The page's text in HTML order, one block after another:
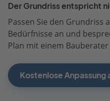
Der Grundriss entspricht
Passen Sie den Grundriss
Bedürfnisse an und
Plan mit einem
Kostenlose Anpassung